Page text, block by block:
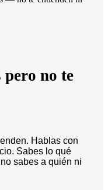
pero no te
Hablas con
Sabes lo qué
sabes a quién ni